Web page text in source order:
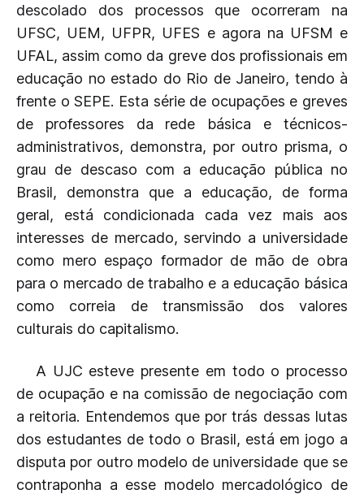
descolado dos processos que ocorreram na
UFSC, UEM, UFPR, UFES e agora na UFSM e
UFAL, assim como da greve dos profissionais em
educação no estado do Rio de Janeiro, tendo à
frente o SEPE. Esta série de ocupações e greves
de professores da rede básica e técnicos-
administrativos, demonstra, por outro prisma, o
grau de descaso com a educação pública no
Brasil, demonstra que a educação, de forma
geral, está condicionada cada vez mais aos
interesses de mercado, servindo a universidade
como mero espaço formador de mão de obra
para o mercado de trabalho e a educação básica
como correia de transmissão dos valores
culturais do capitalismo.
A UJC esteve presente em todo o processo
de ocupação e na comissão de negociação com
a reitoria. Entendemos que por trás dessas lutas
dos estudantes de todo o Brasil, está em jogo a
disputa por outro modelo de universidade que se
contraponha a esse modelo mercadológico de